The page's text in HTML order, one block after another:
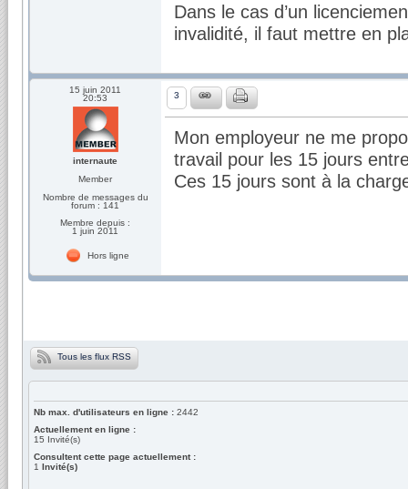
Dans le cas d’un
invalidité, il faut mettre en
15 juin 2011
20:53
internaute
Member
Nombre de messages du
forum : 141
Membre depuis :
1 juin 2011
Hors ligne
3
Mon employeur ne me
travail pour les 15 jours
Ces 15 jours sont à la
Tous les flux RSS
Nb max. d'utilisateurs en ligne : 2442
Actuellement en ligne :
15 Invité(s)
Consultent cette page actuellement :
1 Invité(s)